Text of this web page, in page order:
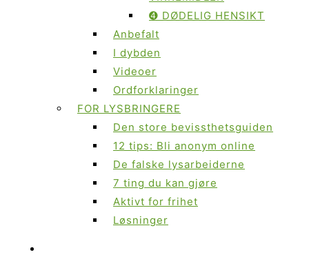
➍ DØDELIG HENSIKT
Anbefalt
I dybden
Videoer
Ordforklaringer
FOR LYSBRINGERE
Den store bevissthetsguiden
12 tips: Bli anonym online
De falske lysarbeiderne
7 ting du kan gjøre
Aktivt for frihet
Løsninger